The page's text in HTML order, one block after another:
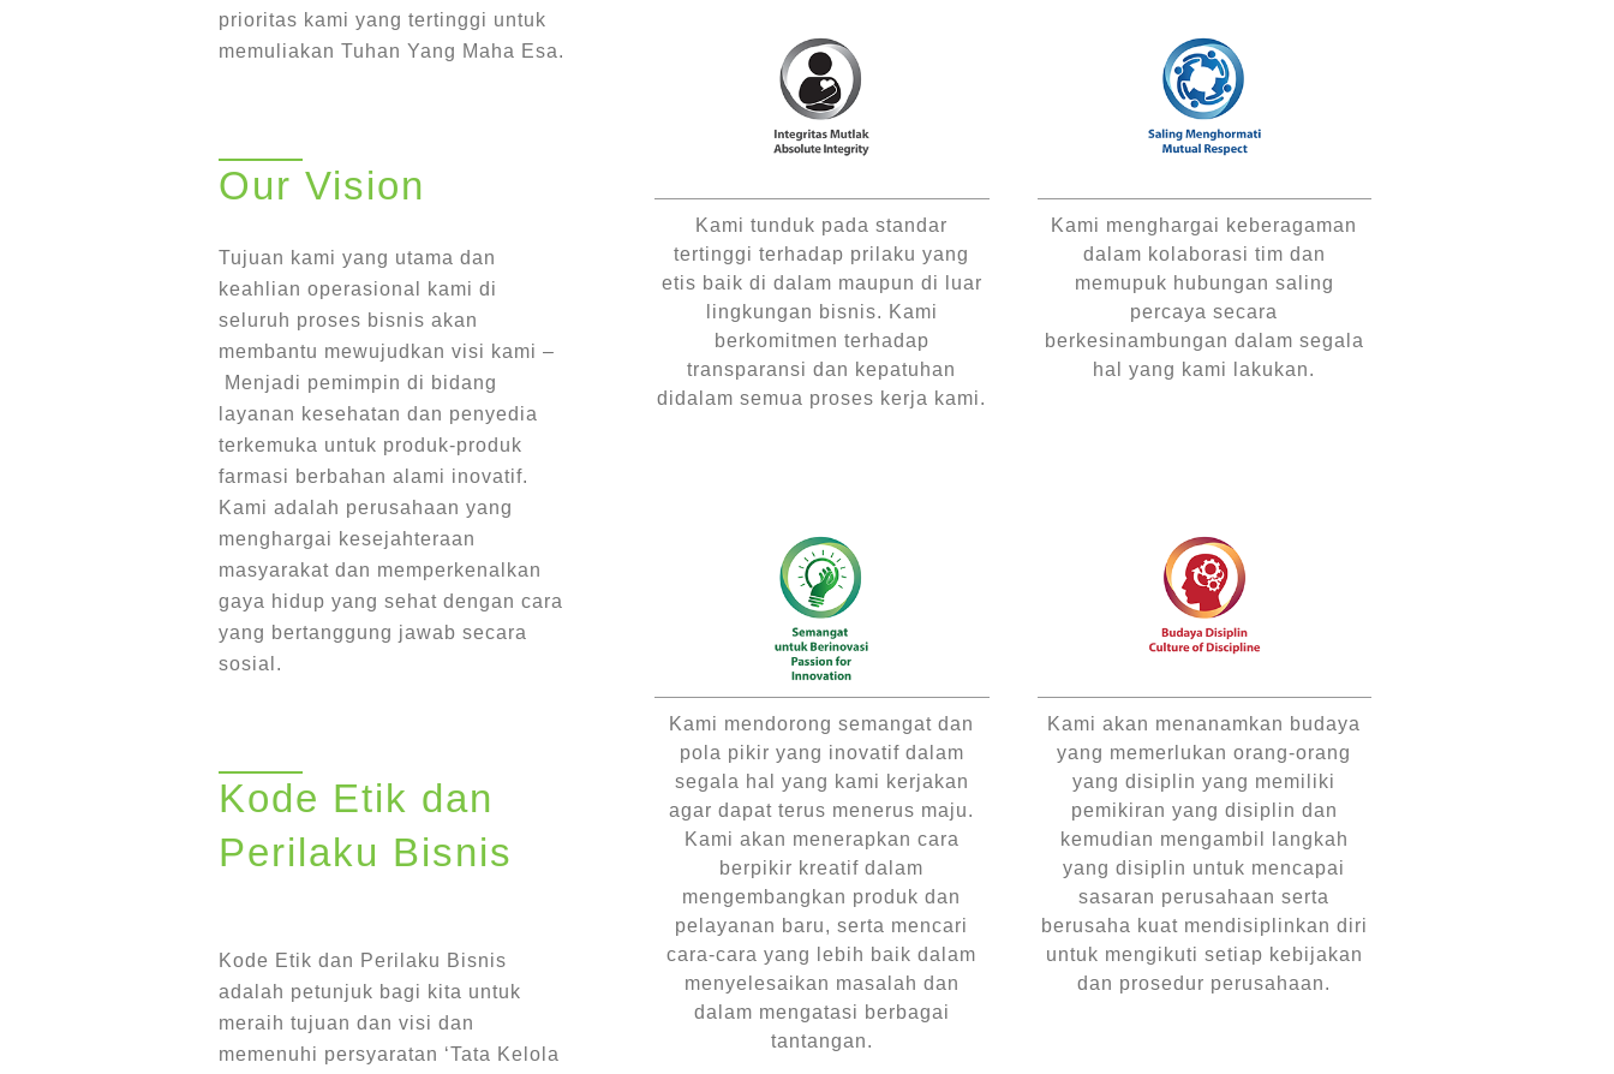
prioritas kami yang tertinggi untuk
memuliakan Tuhan Yang Maha Esa.
Our Vision
Tujuan kami yang utama dan
keahlian operasional kami di
seluruh proses bisnis akan
membantu mewujudkan visi kami –
Menjadi pemimpin di bidang
layanan kesehatan dan penyedia
terkemuka untuk produk-produk
farmasi berbahan alami inovatif.
Kami adalah perusahaan yang
menghargai kesejahteraan
masyarakat dan memperkenalkan
gaya hidup yang sehat dengan cara
yang bertanggung jawab secara
sosial .
Kode Etik dan
Perilaku Bisnis
Kode Etik dan Perilaku Bisnis
adalah petunjuk bagi kita untuk
meraih tujuan dan visi dan
memenuhi persyaratan ‘Tata Kelola
Kami tunduk pada standar
tertinggi terhadap prilaku yang
etis baik di dalam maupun di luar
lingkungan bisnis. Kami
berkomitmen terhadap
transparansi dan kepatuhan
didalam semua proses kerja kami.
Kami menghargai keberagaman
dalam kolaborasi tim dan
memupuk hubungan saling
percaya secara
berkesinambungan dalam segala
hal yang kami lakukan.
Kami mendorong semangat dan
pola pikir yang inovatif dalam
segala hal yang kami kerjakan
agar dapat terus menerus maju.
Kami akan menerapkan cara
berpikir kreatif dalam
mengembangkan produk dan
pelayanan baru, serta mencari
cara-cara yang lebih baik dalam
menyelesaikan masalah dan
dalam mengatasi berbagai
tantangan.
Kami akan menanamkan budaya
yang memerlukan orang-orang
yang disiplin yang memiliki
pemikiran yang disiplin dan
kemudian mengambil langkah
yang disiplin untuk mencapai
sasaran perusahaan serta
berusaha kuat mendisiplinkan diri
untuk mengikuti setiap kebijakan
dan prosedur perusahaan.